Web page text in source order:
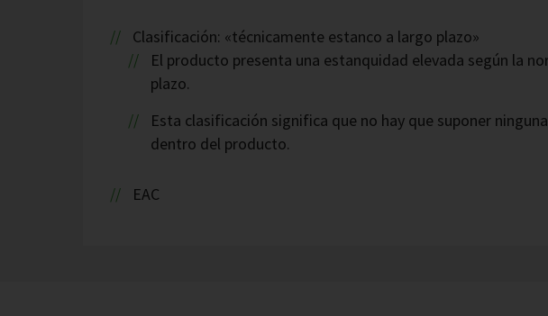
Clasificación: «técnicamente estanco a largo plazo»
El producto presenta una estanquidad elevada según la
plazo.
Esta clasificación significa que no hay que suponer
dentro del producto.
EAC